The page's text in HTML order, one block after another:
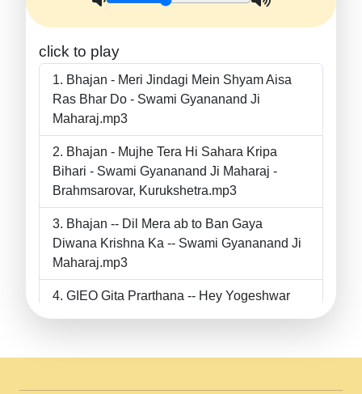
click to play
Bhajan - Meri Jindagi Mein Shyam Aisa
Ras Bhar Do - Swami Gyananand Ji
Maharaj.mp3
Bhajan - Mujhe Tera Hi Sahara Kripa
Bihari - Swami Gyananand Ji Maharaj -
Brahmsarovar, Kurukshetra.mp3
Bhajan -- Dil Mera ab to Ban Gaya
Diwana Krishna Ka -- Swami Gyananand Ji
Maharaj.mp3
GIEO Gita Prarthana -- Hey Yogeshwar
II Swami Gyananand Ji Maharaj.mp3